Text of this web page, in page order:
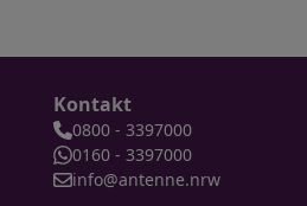
Kontakt
0800 - 3397000
0160 - 3397000
info@antenne.nrw